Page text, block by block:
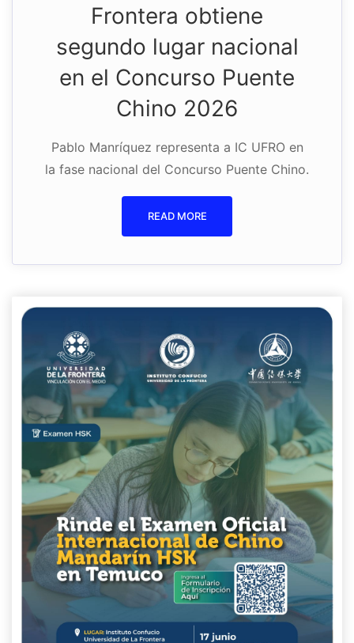
Frontera obtiene
segundo lugar nacional
en el Concurso Puente
Chino 2026
Pablo Manríquez representa a IC UFRO en
la fase nacional del Concurso Puente Chino.
READ MORE